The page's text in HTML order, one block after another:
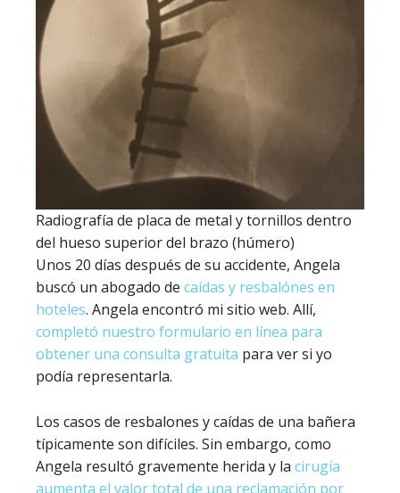
Radiografía de placa de metal y tornillos dentro
del hueso superior del brazo (húmero)
Unos 20 días después de su accidente, Angela
buscó un abogado de caídas y resbalónes en
hoteles. Angela encontró mi sitio web. Allí,
completó nuestro formulario en línea para
obtener una consulta gratuita para ver si yo
podía representarla.
Los casos de resbalones y caídas de una bañera
típicamente son difíciles. Sin embargo, como
Angela resultó gravemente herida y la cirugía
aumenta el valor total de una reclamación por